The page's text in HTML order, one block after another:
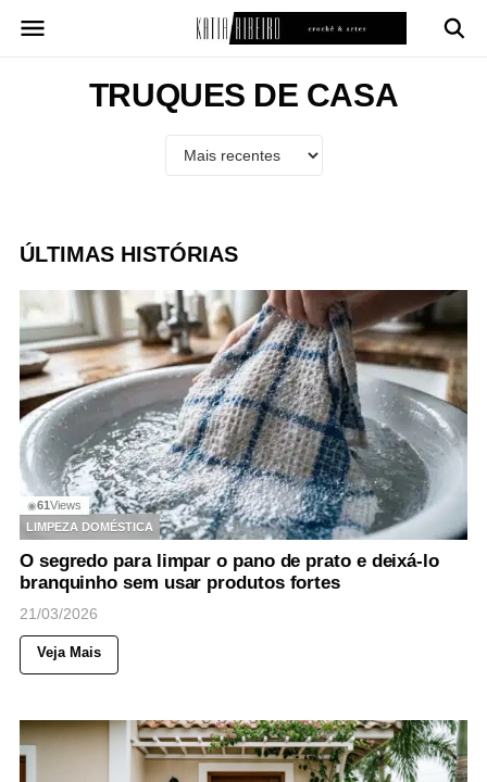
para
TRUQUES DE CASA
ÚLTIMAS HISTÓRIAS
◉61 Views
LIMPEZA DOMÉSTICA
O segredo para limpar o pano de prato e deixá-lo
branquinho sem usar produtos fortes
21/03/2026
Veja Mais